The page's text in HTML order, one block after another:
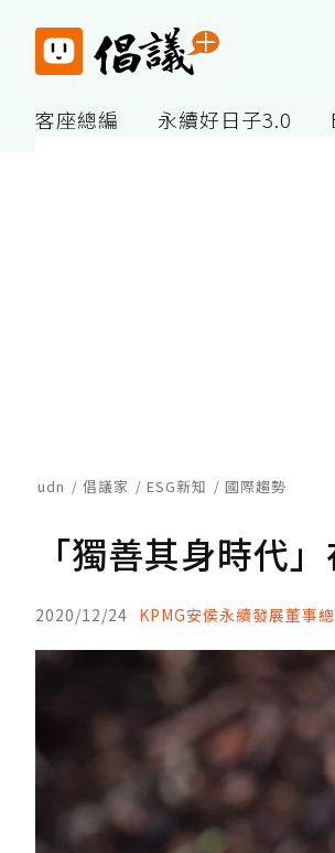
客座總編 永續好日子3.0
udn 倡議家 ESG新知 國際趨勢
「獨善其身時代
2020/12/24 KPMG安侯永續發展董事